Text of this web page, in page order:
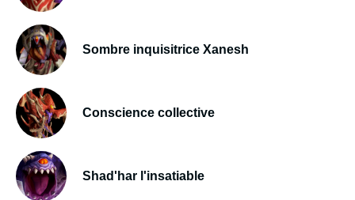
Sombre inquisitrice Xanesh
Conscience collective
Shad'har l'insatiable